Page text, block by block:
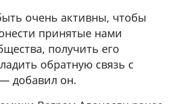
очень активны, чтобы
принятые нами
получить его
обратную связь с
добавил он.